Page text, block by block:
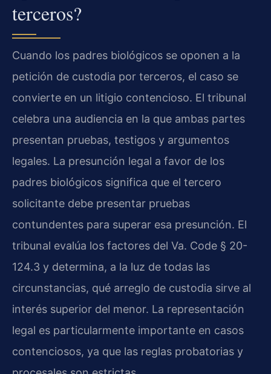
terceros?
Cuando los padres biológicos se oponen a la
petición de custodia por terceros, el caso se
convierte en un litigio contencioso. El tribunal
celebra una audiencia en la que ambas partes
presentan pruebas, testigos y argumentos
legales. La presunción legal a favor de los
padres biológicos significa que el tercero
solicitante debe presentar pruebas
contundentes para superar esa presunción. El
tribunal evalúa los factores del Va. Code § 20-
124.3 y determina, a la luz de todas las
circunstancias, qué arreglo de custodia sirve al
interés superior del menor. La representación
legal es particularmente importante en casos
contenciosos, ya que las reglas probatorias y